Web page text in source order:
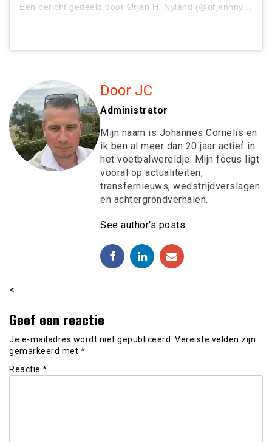
Door JC
Administrator
Mijn naam is Johannes Cornelis en
ik ben al meer dan 20 jaar actief in
het voetbalwereldje. Mijn focus ligt
vooral op actualiteiten,
transfernieuws, wedstrijdverslagen
en achtergrondverhalen.
See author's posts
<
Geef een reactie
Je e-mailadres wordt niet gepubliceerd. Vereiste velden zijn
gemarkeerd met *
Reactie *